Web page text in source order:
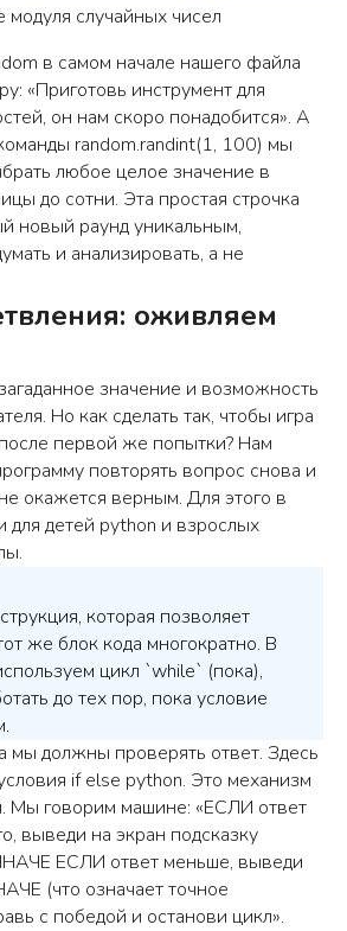
случайных чисел
в самом начале нашего файла
«Приготовь инструмент для
он нам скоро понадобится». А
random.randint(1, 100) мы
любое целое значение в
до сотни. Эта простая строчка
новый раунд уникальным,
и анализировать, а не
оживляем
значение и возможность
Но как сделать так, чтобы игра
первой же попытки? Нам
повторять вопрос снова и
окажется верным. Для этого в
для детей python и взрослых
которая позволяет
же блок кода многократно. В
цикл `while` (пока),
до тех пор, пока условие
мы должны проверять ответ. Здесь
if else python. Это механизм
Мы говорим машине: «ЕСЛИ ответ
выведи на экран подсказку
ЕСЛИ ответ меньше, выведи
(что означает точное
с победой и останови цикл».